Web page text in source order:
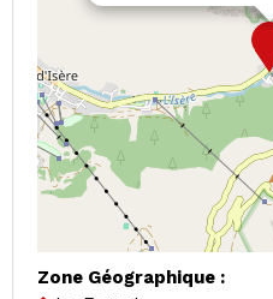
Zone Géographique :